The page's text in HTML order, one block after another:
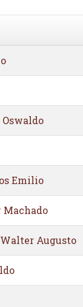
Emilio
Machado
Walter Augusto